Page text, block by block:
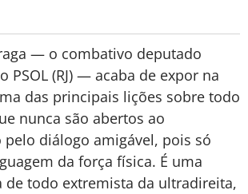
— o combativo deputado
PSOL (RJ) — acaba de expor na
das principais lições sobre todo
nunca são abertos ao
diálogo amigável, pois só
da força física. É uma
de todo extremista da ultradireita,